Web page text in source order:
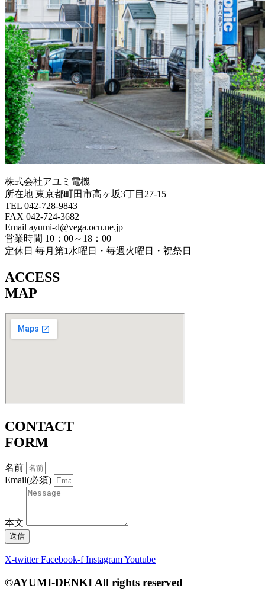
株式会社アユミ電機
所在地 東京都町田市高ヶ坂3丁目27‐15
TEL 042-728-9843
FAX 042-724-3682
Email ayumi-d@vega.ocn.ne.jp
営業時間 10：00～18：00
定休日 毎月第1水曜日・毎週火曜日・祝祭日
ACCESS
MAP
CONTACT
FORM
名前
Email(必須)
本文
送信
X-twitter Facebook-f InstagramYoutube
©AYUMI-DENKI All rights reserved